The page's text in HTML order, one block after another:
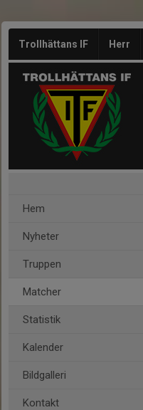
Trollhättans IF Herr
Hem
Nyheter
Truppen
Matcher
Statistik
Kalender
Bildgalleri
Kontakt